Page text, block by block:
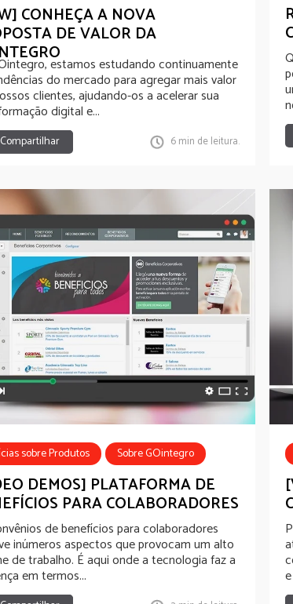
Communications
Recognition
Employee Benefits
CONHEÇA A NOVA
DE VALOR DA
, estamos estudando continuamente
do mercado para agregar mais valor
clientes, ajudando-os a acelerar sua
digital e...
Compartilhar 6 min de leitura.
sobre Produtos Sobre GOintegro
DEMOS] PLATAFORMA DE
PARA COLABORADORES
de benefícios para colaboradores
inúmeros aspectos que provocam um alto
de trabalho. É aqui onde a tecnologia faz a
em termos...